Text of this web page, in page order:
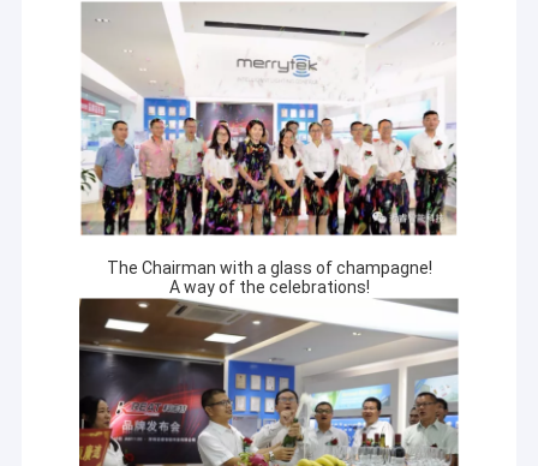
The Chairman with a glass of champagne!
A way of the celebrations!